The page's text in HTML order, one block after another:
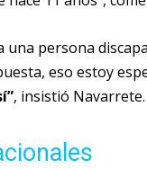
una persona
eso estoy
, insistió Navarrete.